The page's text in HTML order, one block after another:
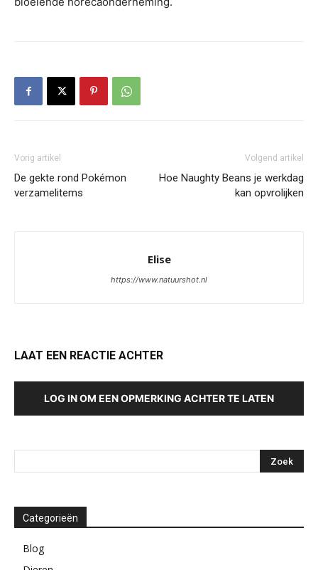
Vorig artikel
De gekte rond Pokémon
verzamelitems
Volgend artikel
Hoe Naughty Beans je werkdag
kan opvrolijken
Elise
https://www.natuurshot.nl
LAAT EEN REACTIE ACHTER
LOG IN OM EEN OPMERKING ACHTER TE LATEN
Categorieën
Blog